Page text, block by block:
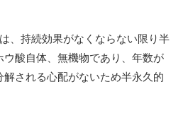
、持続効果がなくならない限り半
ウ酸自体、無機物であり、年数が
される心配がないため半永久的